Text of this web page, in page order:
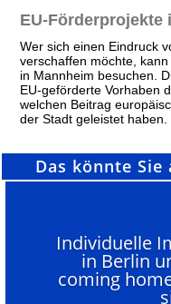
EU-Förderprojekte
Wer sich einen Eindruck
verschaffen möchte,
in Mannheim besuchen.
EU-geförderte Vorhaben
welchen Beitrag
der Stadt geleistet haben.
Das könnte
Individuelle
in Berlin
coming